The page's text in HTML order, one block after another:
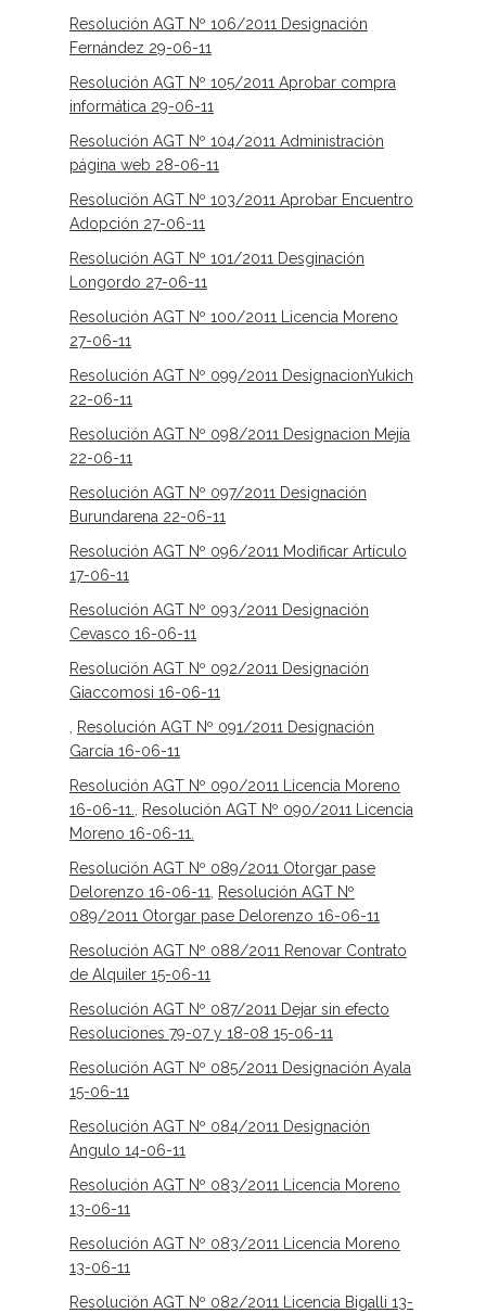
Resolución AGT Nº 106/2011 Designación
Fernández 29-06-11
Resolución AGT Nº 105/2011 Aprobar compra
informática 29-06-11
Resolución AGT Nº 104/2011 Administración
página web 28-06-11
Resolución AGT Nº 103/2011 Aprobar Encuentro
Adopción 27-06-11
Resolución AGT Nº 101/2011 Desginación
Longordo 27-06-11
Resolución AGT Nº 100/2011 Licencia Moreno
27-06-11
Resolución AGT Nº 099/2011 DesignacionYukich
22-06-11
Resolución AGT Nº 098/2011 Designacion Mejía
22-06-11
Resolución AGT Nº 097/2011 Designación
Burundarena 22-06-11
Resolución AGT Nº 096/2011 Modificar Artículo
17-06-11
Resolución AGT Nº 093/2011 Designación
Cevasco 16-06-11
Resolución AGT Nº 092/2011 Designación
Giaccomosi 16-06-11
Resolución AGT Nº 091/2011 Designación
García 16-06-11
Resolución AGT Nº 090/2011 Licencia Moreno
16-06-11.
Resolución AGT Nº 090/2011 Licencia
Moreno 16-06-11.
Resolución AGT Nº 089/2011 Otorgar pase
Delorenzo 16-06-11
Resolución AGT Nº
089/2011 Otorgar pase Delorenzo 16-06-11
Resolución AGT Nº 088/2011 Renovar Contrato
de Alquiler 15-06-11
Resolución AGT Nº 087/2011 Dejar sin efecto
Resoluciones 79-07 y 18-08 15-06-11
Resolución AGT Nº 085/2011 Designación Ayala
15-06-11
Resolución AGT Nº 084/2011 Designación
Angulo 14-06-11
Resolución AGT Nº 083/2011 Licencia Moreno
13-06-11
Resolución AGT Nº 083/2011 Licencia Moreno
13-06-11
Resolución AGT Nº 082/2011 Licencia Bigalli 13-